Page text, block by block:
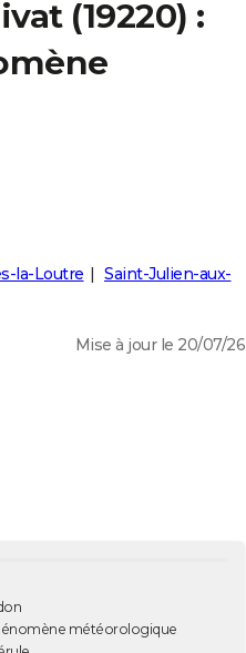
(19220) :
la-Loutre
Saint-Julien-aux-
Mise à jour le 20/07/26
météorologique